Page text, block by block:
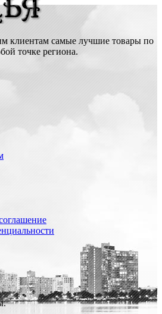
клиентам самые лучшие товары по
точке региона.